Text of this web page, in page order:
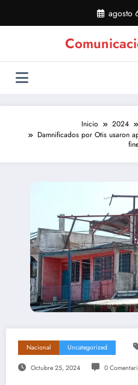
contenido
agosto
Inicio 2024
Damnificados por Otis usaron
Nacional Uncategorized
Octubre 25, 2024 0